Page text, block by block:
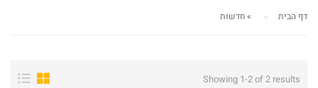
דף הבית »חדשות
Showing 1-2 of 2 results